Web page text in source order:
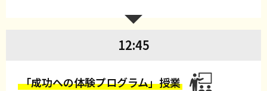
12:45
「成功への体験プログラム」授業